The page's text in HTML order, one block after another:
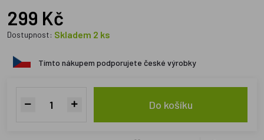
299 Kč
Dostupnost: Skladem 2 ks
Tímto nákupem podporujete české výrobky
Do košíku